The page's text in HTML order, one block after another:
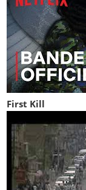
First Kill